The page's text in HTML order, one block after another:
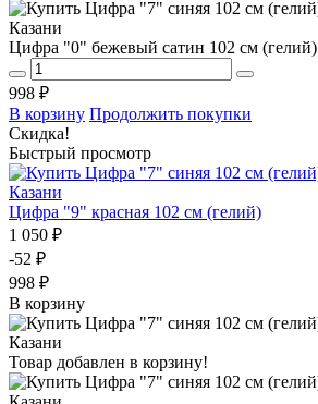
Цифра "0" бежевый сатин 102 см (гелий)
998 ₽
В корзину Продолжить покупки
Скидка!
Быстрый просмотр
Цифра "9" красная 102 см (гелий)
1 050 ₽
-52 ₽
998 ₽
В корзину
Товар добавлен в корзину!